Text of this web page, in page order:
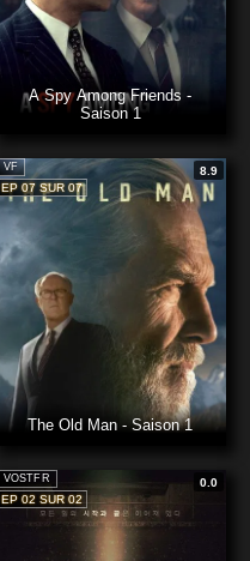
A Spy Among Friends -
Saison 1
VF
8.9
EP 07 SUR 07
The Old Man - Saison 1
VOSTFR
0.0
EP 02 SUR 02